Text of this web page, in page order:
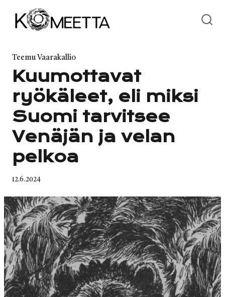
Category
Teemu Vaarakallio
Kuumottavat
ryökäleet, eli miksi
Suomi tarvitsee
Venäjän ja velan
pelkoa
Published
12.6.2024